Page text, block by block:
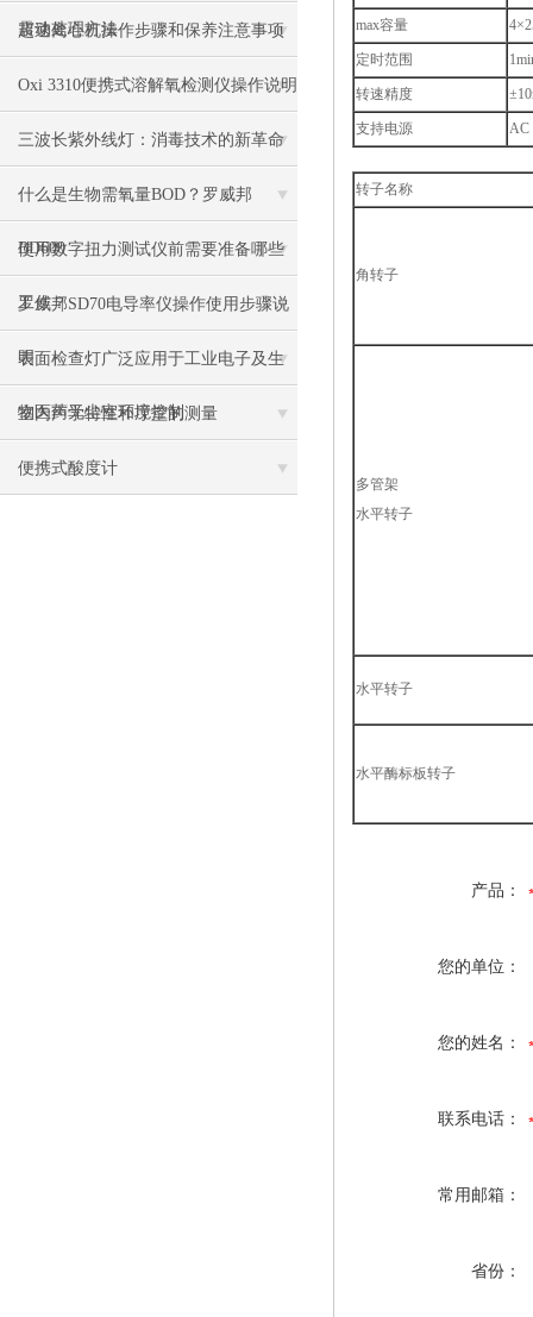
震动处理方法
超速离心机操作步骤和保养注意事项
Oxi 3310便携式溶解氧检测仪操作说明
三波长紫外线灯：消毒技术的新革命
什么是生物需氧量BOD？罗威邦
BD600
使用数字扭力测试仪前需要准备哪些
工作？
罗威邦SD70电导率仪操作使用步骤说
明
表面检查灯广泛应用于工业电子及生
物医药无尘室环境控制
室内声学特性和厅堂的测量
便携式酸度计
max容量
定时范围
转速精度
支持电源 AC
转子名称
角转子
多管架
水平转子
水平转子
水平酶标板转子
产品：
您的单位：
您的姓名：
联系电话：
常用邮箱：
省份：